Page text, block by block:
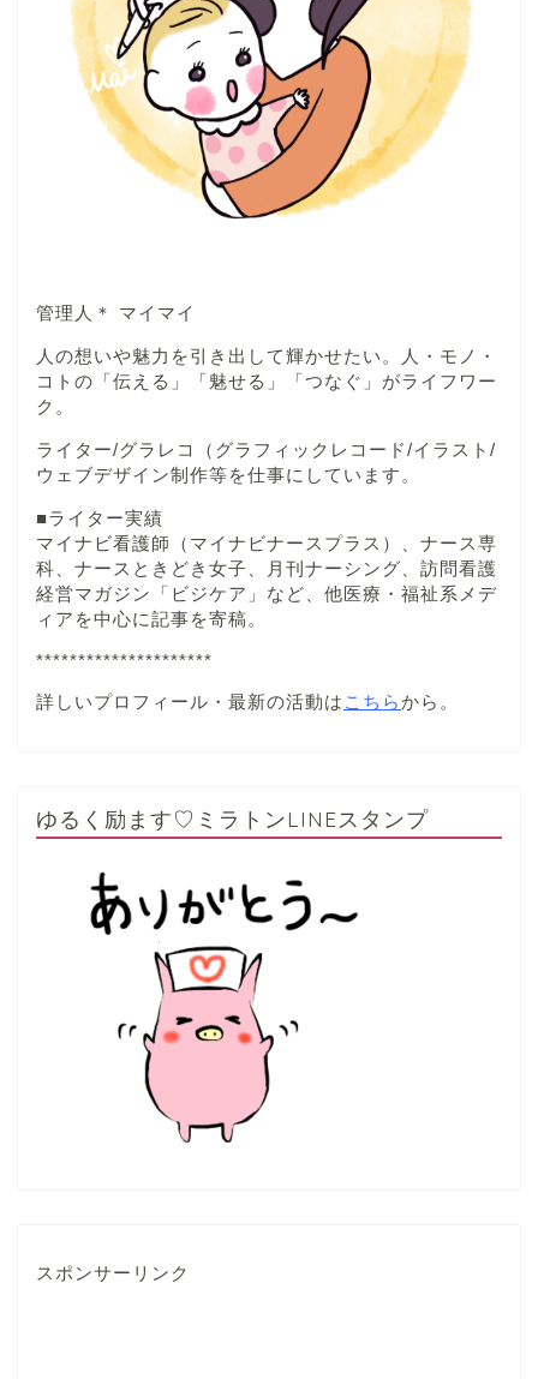
管理人＊ マイマイ
人の想いや魅力を引き出して輝かせたい。人・モノ・
コトの「伝える」「魅せる」「つなぐ」がライフワー
ク。
ライター/グラレコ（グラフィックレコード/イラスト/
ウェブデザイン制作等を仕事にしています。
■ライター実績
マイナビ看護師（マイナビナースプラス）、ナース専
科、ナースときどき女子、月刊ナーシング、訪問看護
経営マガジン「ビジケア」など、他医療・福祉系メデ
ィアを中心に記事を寄稿。
*********************
詳しいプロフィール・最新の活動は こちらから。
ゆるく励ます♡ミラトンLINEスタンプ
スポンサーリンク